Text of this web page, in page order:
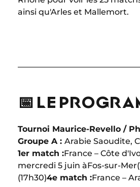
ainsi qu'Arles et Mallemort.
📅 LE
Tournoi Maurice-Revello /
Groupe A : Arabie Saoudite,
1er match :France – Côte
mercredi 5 juin àFos-sur-Mer
(17h30)4e match :France –